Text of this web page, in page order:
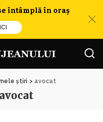
întâmplă în oraș
știri >avocat
avocat